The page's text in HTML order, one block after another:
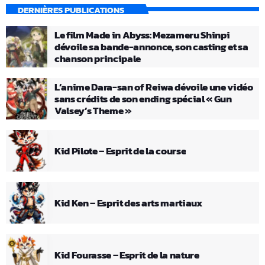
DERNIÈRES PUBLICATIONS
Le film Made in Abyss: Mezameru Shinpi
dévoile sa bande-annonce, son casting et sa
chanson principale
L’anime Dara-san of Reiwa dévoile une vidéo
sans crédits de son ending spécial « Gun
Valsey’s Theme »
Kid Pilote – Esprit de la course
Kid Ken – Esprit des arts martiaux
Kid Fourasse – Esprit de la nature